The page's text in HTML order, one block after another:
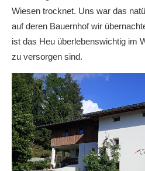
Wiesen trocknet. Uns war das
auf deren Bauernhof wir
ist das Heu überlebenswichtig im
zu versorgen sind.